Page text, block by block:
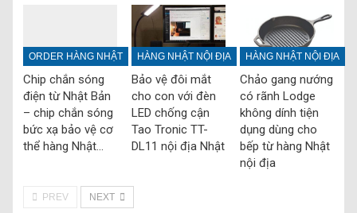
ORDER HÀNG NHẬT
Chip chắn sóng
điện từ Nhật Bản
– chip chắn sóng
bức xạ bảo vệ cơ
thể hàng Nhật…
HÀNG NHẬT NỘI ĐỊA
Bảo vệ đôi mắt
cho con với đèn
LED chống cận
Tao Tronic TT-
DL11 nội địa Nhật
HÀNG NHẬT NỘI ĐỊA
Chảo gang nướng
có rãnh Lodge
không dính tiện
dụng dùng cho
bếp từ hàng Nhật
nội địa
PREV NEXT